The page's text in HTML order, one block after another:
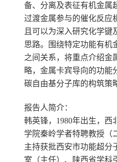
备、分离及表征有机金属
过渡金属参与的催化反应
且可以为深入研究化学键
思路。围绕特定功能有机
之间关系，将重点介绍金
略，金属卡宾导向的功能
碳自由基分子库的构筑策
报告人简介：
韩英锋， 1980年出生，西
学院秦岭学者特聘教授（
主持获批西安市功能超分
室（主任）、陕西省学科